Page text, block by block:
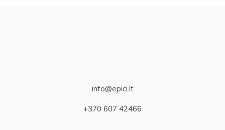
info@epici.lt
+370 607 42466